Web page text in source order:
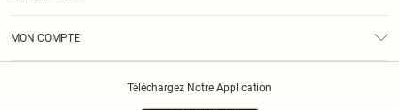
MON COMPTE
Téléchargez Notre Application